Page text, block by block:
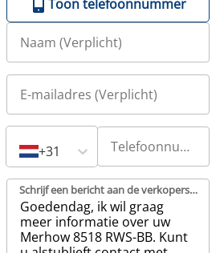
Toon telefoonnummer
+31
Schrijf een bericht aan de verkopers (Verplicht)